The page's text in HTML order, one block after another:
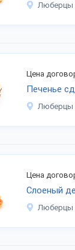
Люберцы
Цена
Печенье
Люберцы
Цена
Слоеный
Люберцы